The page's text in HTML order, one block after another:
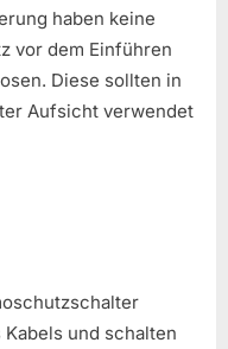
haben keine
vor dem Einführen
Diese sollten in
Aufsicht verwendet
und schalten